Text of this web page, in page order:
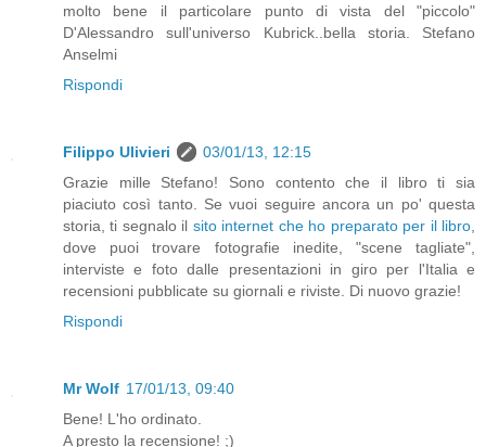
molto bene il particolare punto di vista del "piccolo"
D'Alessandro sull'universo Kubrick..bella storia. Stefano
Anselmi
Rispondi
Filippo Ulivieri
03/01/13, 12:15
Grazie mille Stefano! Sono contento che il libro ti sia
piaciuto così tanto. Se vuoi seguire ancora un po' questa
storia, ti segnalo il sito internet che ho preparato per il libro
dove puoi trovare fotografie inedite, "scene tagliate",
interviste e foto dalle presentazioni in giro per l'Italia e
recensioni pubblicate su giornali e riviste. Di nuovo grazie!
Rispondi
Mr Wolf 17/01/13, 09:40
Bene! L'ho ordinato.
A presto la recensione! ;)